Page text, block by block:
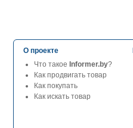
О проекте
Что такое Informer.by?
Как продвигать товар
Как покупать
Как искать товар